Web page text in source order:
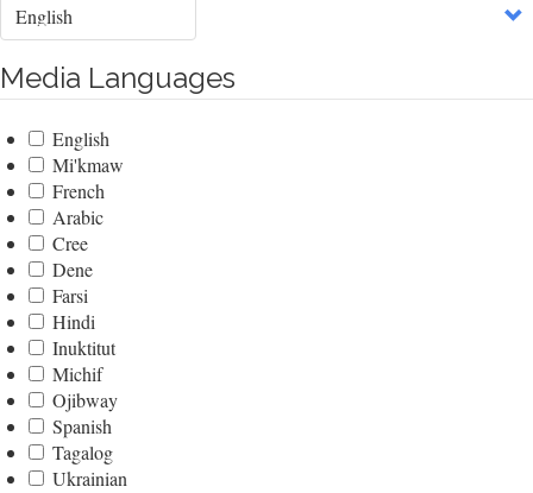
your
Media Languages
English
Mi'kmaw
French
Arabic
Cree
Dene
Farsi
Hindi
Inuktitut
Michif
Ojibway
Spanish
Tagalog
Ukrainian